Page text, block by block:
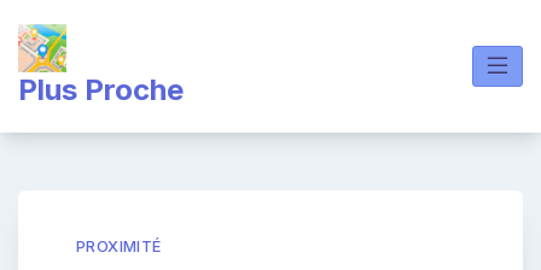
content
Plus Proche
PROXIMITÉ